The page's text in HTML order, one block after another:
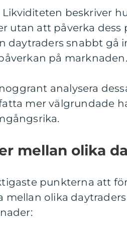
Likviditeten beskriver
utan att påverka
daytraders snabbt gå
på marknaden.
analysera
mer välgrundade
mellan olika
punkterna att
mellan olika